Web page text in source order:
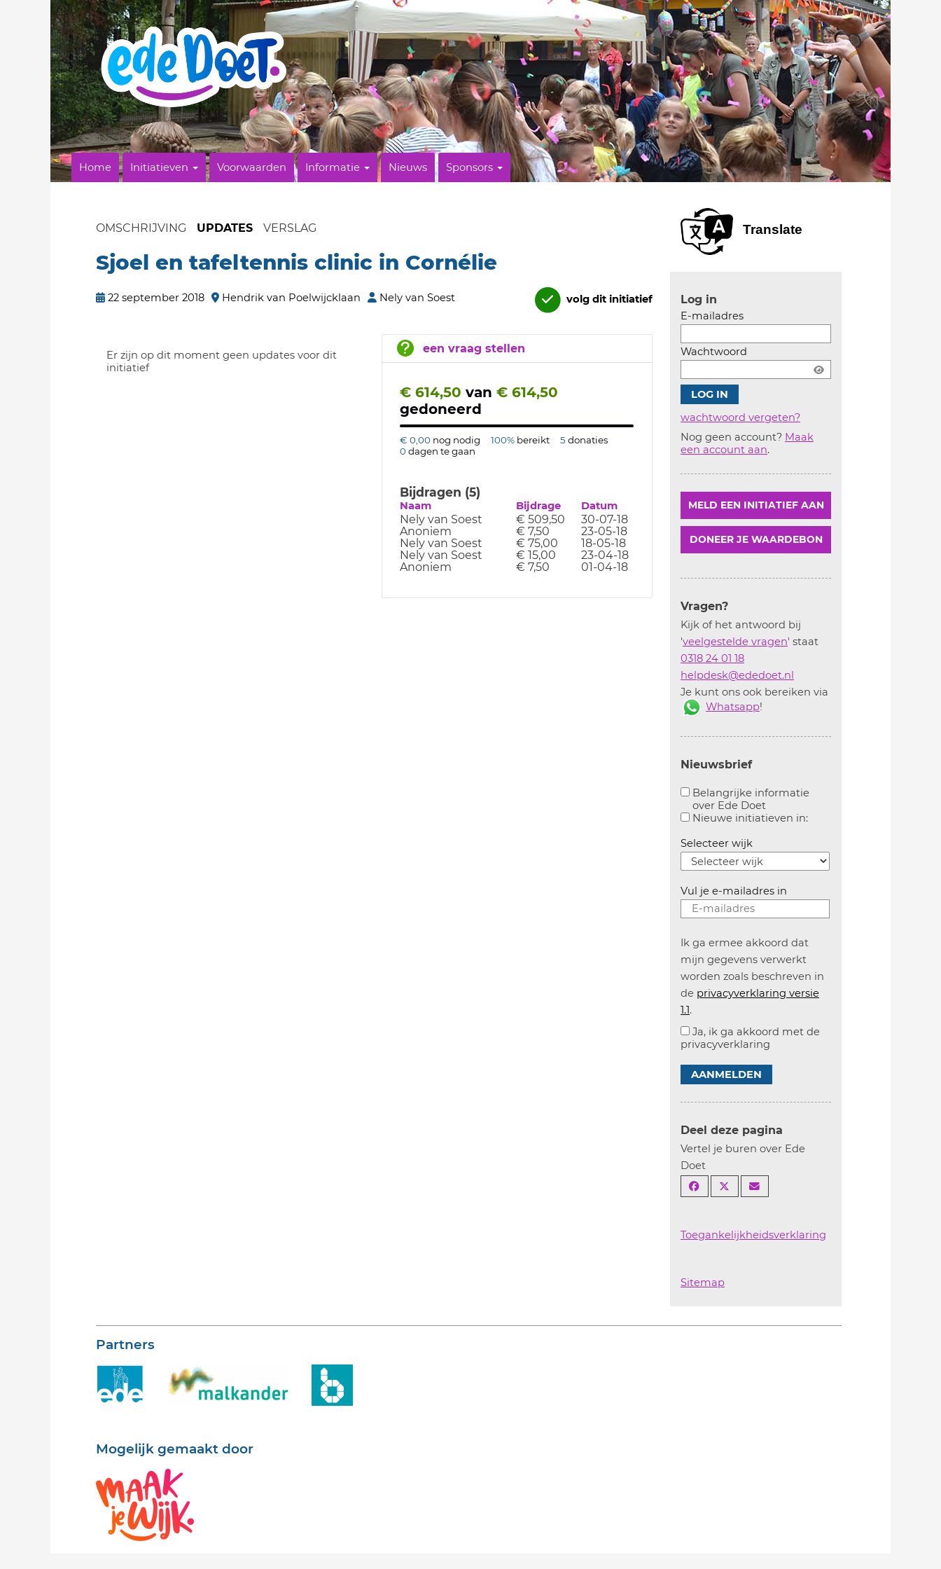
Home Initiatieven Voorwaarden Informatie Nieuws Sponsors
OMSCHRIJVING UPDATES VERSLAG
Sjoel en tafeltennis clinic in Cornélie
22 september 2018 Hendrik van Poelwijcklaan Nely van Soest volg dit initiatief
Er zijn op dit moment geen updates voor dit
initiatief
een vraag stellen
€ 614,50 van € 614,50
gedoneerd
€ 0,00 nog nodig 100% bereikt 5 donaties
0dagen te gaan
Bijdragen (5)
Naam Bijdrage Datum
Nely van Soest € 509,50
30-07-18
Anoniem
€ 7,50
23-05-18
Nely van Soest
€ 75,00
18-05-18
Nely van Soest
€ 15,00
23-04-18
Anoniem
€ 7,50 01-04-18
Translate
Log in
E-mailadres
Wachtwoord
wachtwoord vergeten?
Nog geen account? Maak
een account aan.
MELD EEN INITIATIEF AAN
DONEER JE WAARDEBON
Vragen?
Kijk of het antwoord bij
'veelgestelde vragen' staat
0318 24 01 18
helpdesk@ededoet.nl
Je kunt ons ook bereiken via
Whatsapp!
Nieuwsbrief
Belangrijke informatie
over Ede Doet
Aanvinken om belangrijke informatie over
Nieuwe initiatieven in:Aanvinken om
Selecteer wijk
Vul je e-mailadres in
Ik ga ermee akkoord dat
mijn gegevens verwerkt
worden zoals beschreven in
de privacyverklaring versie
1.1.
Ja, ik ga akkoord met de
privacyverklaring
AANMELDEN
Deel deze pagina
Vertel je buren over Ede
Doet
Toegankelijkheidsverklaring
Sitemap
Partners
Mogelijk gemaakt door